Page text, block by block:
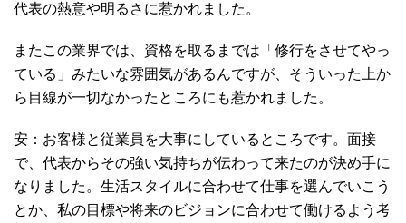
代表の熱意や明るさに惹かれました。
またこの業界では、資格を取るまでは「修行をさせてやっ
ている」みたいな雰囲気があるんですが、そういった上か
ら目線が一切なかったところにも惹かれました。
安：お客様と従業員を大事にしているところです。面接
で、代表からその強い気持ちが伝わって来たのが決め手に
なりました。生活スタイルに合わせて仕事を選んでいこう
とか、私の目標や将来のビジョンに合わせて働けるよう考